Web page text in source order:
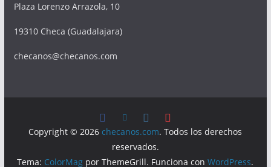
Plaza Lorenzo Arrazola, 10
19310 Checa (Guadalajara)
checanos@checanos.com
Copyright © 2026 checanos.com. Todos los derechos
reservados.
Tema: ColorMag por ThemeGrill. Funciona conWordPress.